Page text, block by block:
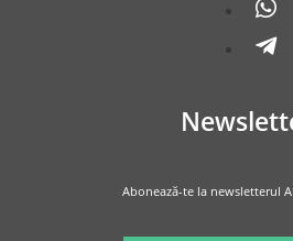
Abonează-te la newsletterul